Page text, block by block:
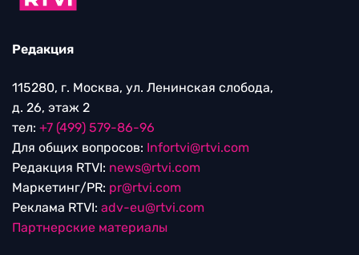
Редакция
115280, г. Москва, ул. Ленинская слобода,
д. 26, этаж 2
тел: +7 (499) 579-86-96
Для общих вопросов: Infortvi@rtvi.com
Редакция RTVI: news@rtvi.com
Маркетинг/PR: pr@rtvi.com
Реклама RTVI: adv-eu@rtvi.com
Партнерские материалы